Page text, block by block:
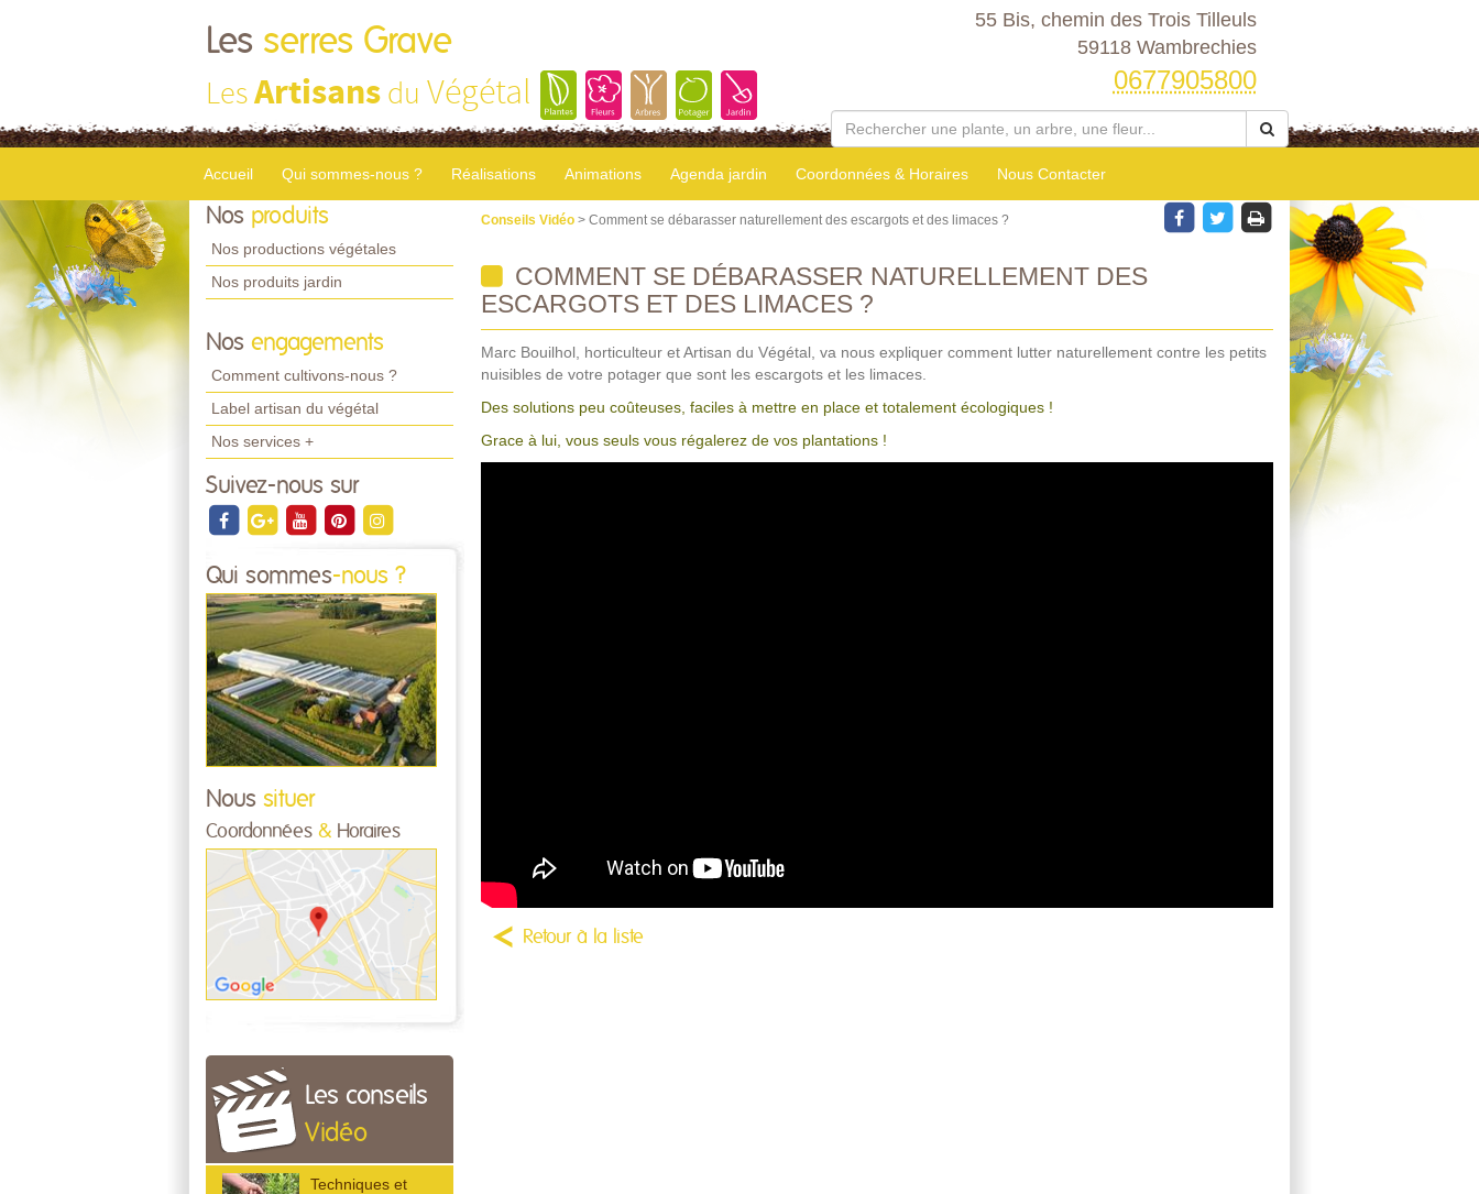
Les serres Grave
LesArtisans du Végétal
55 Bis, chemin des Trois Tilleuls
59118 Wambrechies
0677905800
Accueil Qui sommes-nous ? Réalisations Animations Agenda jardin Coordonnées & Horaires Nous Contacter
Nos produits
Nos productions végétales
Nos produits jardin
Nos engagements
Comment cultivons-nous ?
Label artisan du végétal
Nos services +
Suivez-nous sur
Qui sommes-nous ?
Nous situer
Coordonnées & Horaires
Les conseils
Vidéo
Techniques et
Conseils Vidéo > Comment se débarasser naturellement des escargots et des limaces ?
COMMENT SE DÉBARASSER NATURELLEMENT DES
ESCARGOTS ET DES LIMACES ?
Marc Bouilhol, horticulteur et Artisan du Végétal, va nous expliquer comment lutter naturellement contre les petits
nuisibles de votre potager que sont les escargots et les limaces.
Des solutions peu coûteuses, faciles à mettre en place et totalement écologiques !
Grace à lui, vous seuls vous régalerez de vos plantations !
Retour à la liste